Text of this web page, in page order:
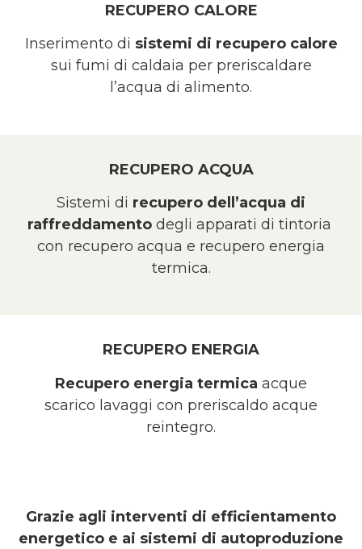
RECUPERO CALORE
Inserimento di sistemi di recupero calore
sui fumi di caldaia per preriscaldare
l’acqua di alimento.
RECUPERO ACQUA
Sistemi di recupero dell’acqua di
raffreddamentodegli apparati di tintoria
con recupero acqua e recupero energia
termica.
RECUPERO ENERGIA
Recupero energia termica acque
scarico lavaggi con preriscaldo acque
reintegro.
Grazie agli interventi di efficientamento
energetico e ai sistemi di autoproduzione